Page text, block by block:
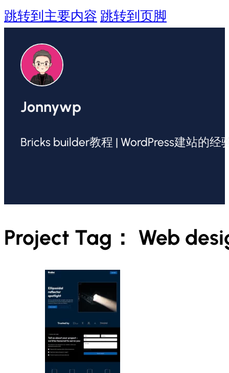
跳转到主要内容 跳转到页脚
Jonnywp
Bricks builder教程 | WordPress建站的经
Project Tag： Web